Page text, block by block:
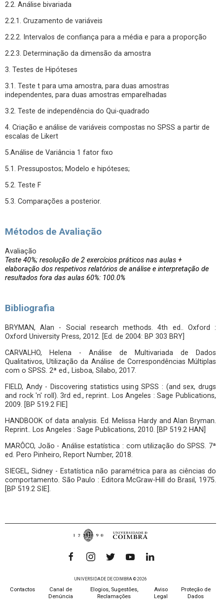
2.2. Análise bivariada
2.2.1. Cruzamento de variáveis
2.2.2. Intervalos de confiança para a média e para a proporção
2.2.3. Determinação da dimensão da amostra
3. Testes de Hipóteses
3.1. Teste t para uma amostra, para duas amostras
independentes, para duas amostras emparelhadas
3.2. Teste de independência do Qui-quadrado
4. Criação e análise de variáveis compostas no SPSS a partir de
escalas de Likert
5.Análise de Variância 1 fator fixo
5.1. Pressupostos; Modelo e hipóteses;
5.2. Teste F
5.3. Comparações a posterior.
Métodos de Avaliação
Avaliação
Teste 40%; resolução de 2 exercícios práticos nas aulas +
elaboração dos respetivos relatórios de análise e interpretação de
resultados fora das aulas 60%: 100.0%
Bibliografia
BRYMAN, Alan - Social research methods. 4th ed.. Oxford :
Oxford University Press, 2012. [Ed. de 2004: BP 303 BRY]
CARVALHO, Helena - Análise de Multivariada de Dados
Qualitativos, Utilização da Análise de Correspondências Múltiplas
com o SPSS. 2ª ed., Lisboa, Sílabo, 2017.
FIELD, Andy - Discovering statistics using SPSS : (and sex, drugs
and rock 'n' roll). 3rd ed., reprint.. Los Angeles : Sage Publications,
2009. [BP 519.2 FIE]
HANDBOOK of data analysis. Ed. Melissa Hardy and Alan Bryman.
Reprint.. Los Angeles : Sage Publications, 2010. [BP 519.2 HAN]
MARÔCO, João - Análise estatística : com utilização do SPSS. 7ª
ed. Pero Pinheiro, Report Number, 2018.
SIEGEL, Sidney - Estatística não paramétrica para as ciências do
comportamento. São Paulo : Editora McGraw-Hill do Brasil, 1975.
[BP 519.2 SIE].
UNIVERSIDADE DE COIMBRA © 2026
Contactos
Canal de
Denúncia
Elogios, Sugestões,
Reclamações
Aviso
Legal
Proteção de
Dados